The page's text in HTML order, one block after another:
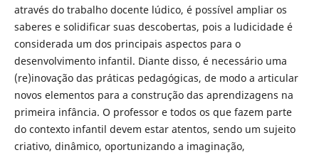
através do trabalho docente lúdico, é possível ampliar os
saberes e solidificar suas descobertas, pois a ludicidade é
considerada um dos principais aspectos para o
desenvolvimento infantil. Diante disso, é necessário uma
(re)inovação das práticas pedagógicas, de modo a articular
novos elementos para a construção das aprendizagens na
primeira infância. O professor e todos os que fazem parte
do contexto infantil devem estar atentos, sendo um sujeito
criativo, dinâmico, oportunizando a imaginação,